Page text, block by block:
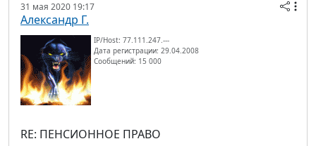
31 мая 2020 19:17
Александр Г.
IP/Host: 77.111.247.---
Дата регистрации: 29.04.2008
Сообщений: 15 000
RE: ПЕНСИОННОЕ ПРАВО